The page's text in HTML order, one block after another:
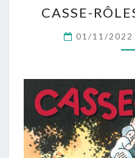
CASSE-
01/11/2022